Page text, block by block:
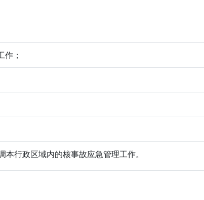
；
行政区域内的核事故应急管理工作。